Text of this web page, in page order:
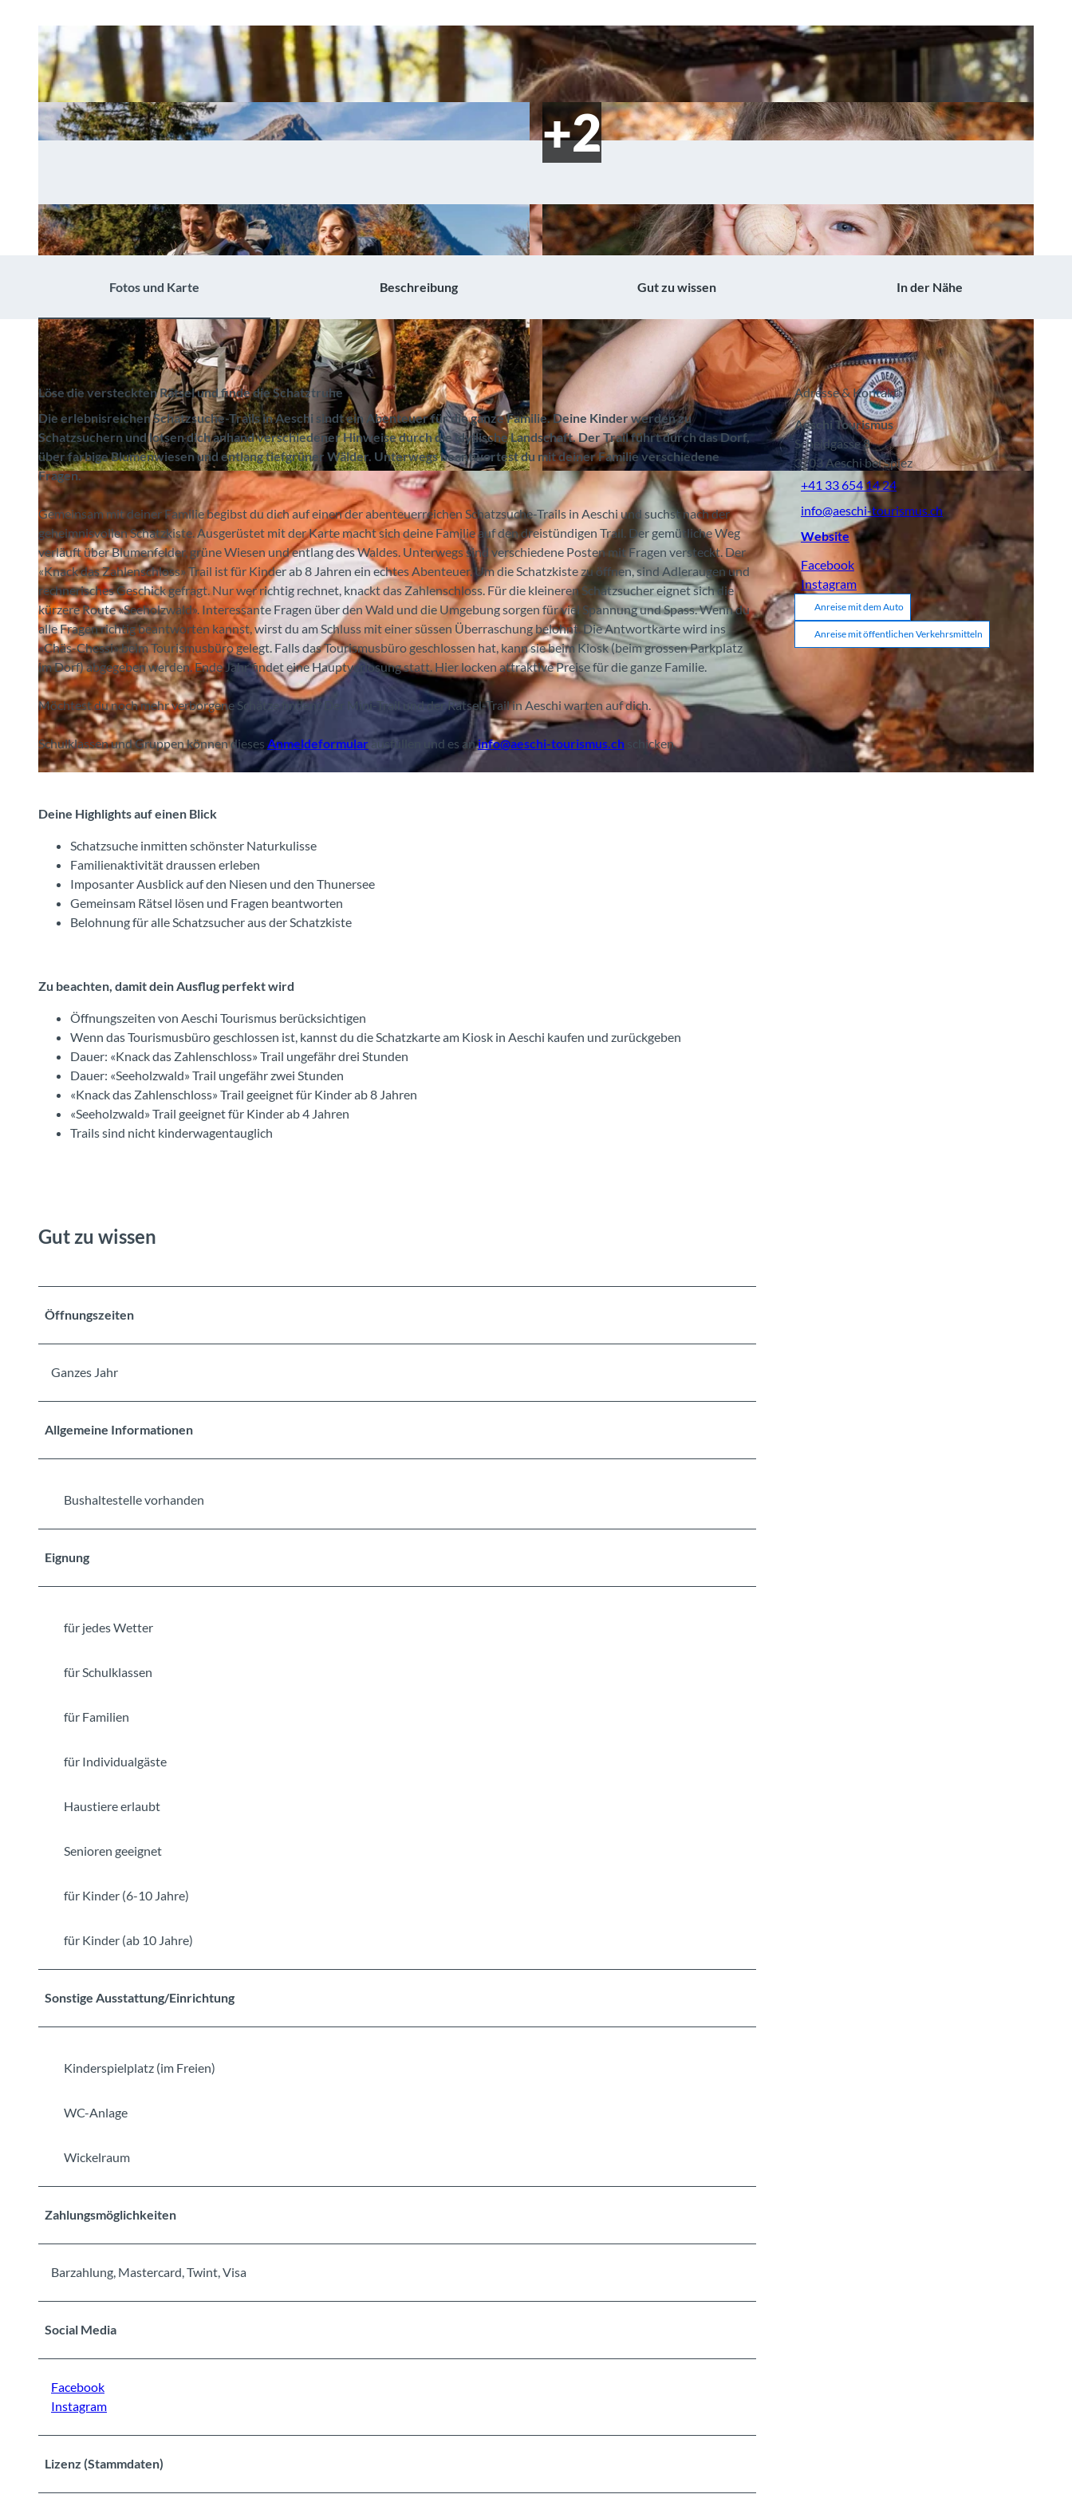
© Interlaken Tourismus, Aeschi Tourismus (Silvia Rohrbach) |CC-BY-SA © Interlaken Tourismus, Aeschi Tourismus (Silvia Rohrbach) | CC-BY-SA
Fotos und Karte Beschreibung Gut zu wissen In der Nähe
Löse die versteckten Rätsel und finde die Schatztruhe
Die erlebnisreichen Schatzsuche-Trails in Aeschi sindt ein Abenteuer für die ganze Familie. Deine Kinder werden zu
Schatzsuchern und lotsen dich anhand verschiedener Hinweise durch die idyllische Landschaft. Der Trail führt durch das Dorf,
über farbige Blumenwiesen und entlang tiefgrüner Wälder. Unterwegs beantwortest du mit deiner Familie verschiedene
Fragen.
Gemeinsam mit deiner Familie begibst du dich auf einen der abenteuerreichen Schatzsuche-Trails in Aeschi und suchst nach der
geheimnisvollen Schatzkiste. Ausgerüstet mit der Karte macht sich deine Familie auf den dreistündigen Trail. Der gemütliche Weg
verläuft über Blumenfelder, grüne Wiesen und entlang des Waldes. Unterwegs sind verschiedene Posten mit Fragen versteckt. Der
«Knack das Zahlenschloss» Trail ist für Kinder ab 8 Jahren ein echtes Abenteuer. Um die Schatzkiste zu öffnen, sind Adleraugen und
rechnerisches Geschick gefragt. Nur wer richtig rechnet, knackt das Zahlenschloss. Für die kleineren Schatzsucher eignet sich die
kürzere Route «Seeholzwald». Interessante Fragen über den Wald und die Umgebung sorgen für viel Spannung und Spass. Wenn du
alle Fragen richtig beantworten kannst, wirst du am Schluss mit einer süssen Überraschung belohnt. Die Antwortkarte wird ins
«Chäs-Chessi» beim Tourismusbüro gelegt. Falls das Tourismusbüro geschlossen hat, kann sie beim Kiosk (beim grossen Parkplatz
im Dorf) abgegeben werden. Ende Jahr findet eine Hauptverlosung statt. Hier locken attraktive Preise für die ganze Familie.
Möchtest du noch mehr verborgene Schätze finden? Der Mini-Trail und der Rätsel-Trail in Aeschi warten auf dich.
Schulklassen und Gruppen können dieses Anmeldeformularausfüllen und es aninfo@aeschi-tourismus.ch schicken.
Deine Highlights auf einen Blick
Schatzsuche inmitten schönster Naturkulisse
Familienaktivität draussen erleben
Imposanter Ausblick auf den Niesen und den Thunersee
Gemeinsam Rätsel lösen und Fragen beantworten
Belohnung für alle Schatzsucher aus der Schatzkiste
Zu beachten, damit dein Ausflug perfekt wird
Öffnungszeiten von Aeschi Tourismus berücksichtigen
Wenn das Tourismusbüro geschlossen ist, kannst du die Schatzkarte am Kiosk in Aeschi kaufen und zurückgeben
Dauer: «Knack das Zahlenschloss» Trail ungefähr drei Stunden
Dauer: «Seeholzwald» Trail ungefähr zwei Stunden
«Knack das Zahlenschloss» Trail geeignet für Kinder ab 8 Jahren
«Seeholzwald» Trail geeignet für Kinder ab 4 Jahren
Trails sind nicht kinderwagentauglich
Gut zu wissen
Öffnungszeiten
Ganzes Jahr
Allgemeine Informationen
Bushaltestelle vorhanden
Eignung
für jedes Wetter
für Schulklassen
für Familien
für Individualgäste
Haustiere erlaubt
Senioren geeignet
für Kinder (6-10 Jahre)
für Kinder (ab 10 Jahre)
Sonstige Ausstattung/Einrichtung
Kinderspielplatz (im Freien)
WC-Anlage
Wickelraum
Zahlungsmöglichkeiten
Barzahlung, Mastercard, Twint, Visa
Social Media
Facebook
Instagram
Lizenz (Stammdaten)
Adresse & Kontakt:
Aeschi Tourismus
Scheidgasse 8
3703Aeschi bei Spiez
+41 33 654 14 24
info@aeschi-tourismus.ch
Website
Facebook
Instagram
Anreise mit dem Auto
Anreise mit öffentlichen Verkehrsmitteln